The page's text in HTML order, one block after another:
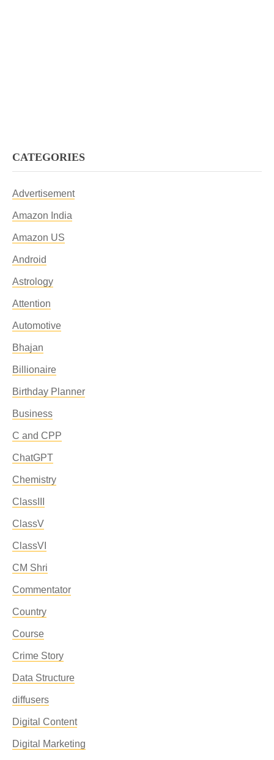
CATEGORIES
Advertisement
Amazon India
Amazon US
Android
Astrology
Attention
Automotive
Bhajan
Billionaire
Birthday Planner
Business
C and CPP
ChatGPT
Chemistry
ClassIII
ClassV
ClassVI
CM Shri
Commentator
Country
Course
Crime Story
Data Structure
diffusers
Digital Content
Digital Marketing